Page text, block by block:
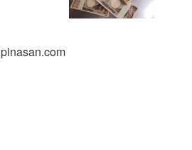
pinasan.com